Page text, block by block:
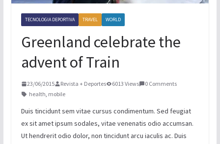
TECNOLOGIA DEPORTIVA TRAVEL WORLD
Greenland celebrate the
advent of Train
23/06/2015 Revista + Deportes 6013 Views
0 Comments
health, mobile
Duis tincidunt sem vitae cursus condimentum. Sed feugiat
ex sit amet ipsum sodales, vitae venenatis odio accumsan.
Ut hendrerit odio dolor, non tincidunt arcu iaculis ac. Duis